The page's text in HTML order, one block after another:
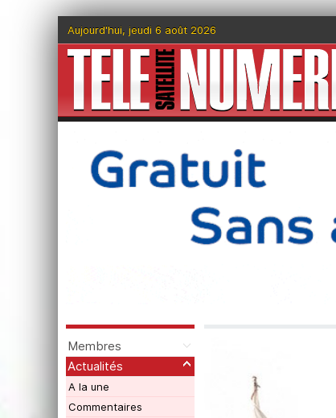
Aujourd'hui, jeudi 6 août 2026
Membres
Actualités
A la une
Commentaires